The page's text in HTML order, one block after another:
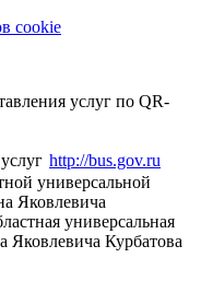
cookie
услуг по QR-
http://bus.gov.ru
универсальной
Яковлевича
универсальная
Яковлевича Курбатова